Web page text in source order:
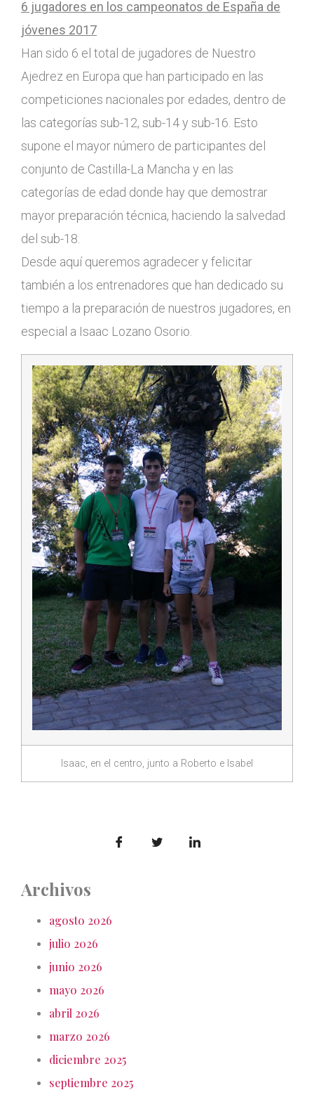
6 jugadores en los campeonatos de España de
jóvenes 2017
Han sido 6 el total de jugadores de Nuestro
Ajedrez en Europa que han participado en las
competiciones nacionales por edades, dentro de
las categorías sub-12, sub-14 y sub-16. Esto
supone el mayor número de participantes del
conjunto de Castilla-La Mancha y en las
categorías de edad donde hay que demostrar
mayor preparación técnica, haciendo la salvedad
del sub-18.
Desde aquí queremos agradecer y felicitar
también a los entrenadores que han dedicado su
tiempo a la preparación de nuestros jugadores, en
especial a Isaac Lozano Osorio.
Isaac, en el centro, junto a Roberto e Isabel
Archivos
agosto 2026
julio 2026
junio 2026
mayo 2026
abril 2026
marzo 2026
diciembre 2025
septiembre 2025